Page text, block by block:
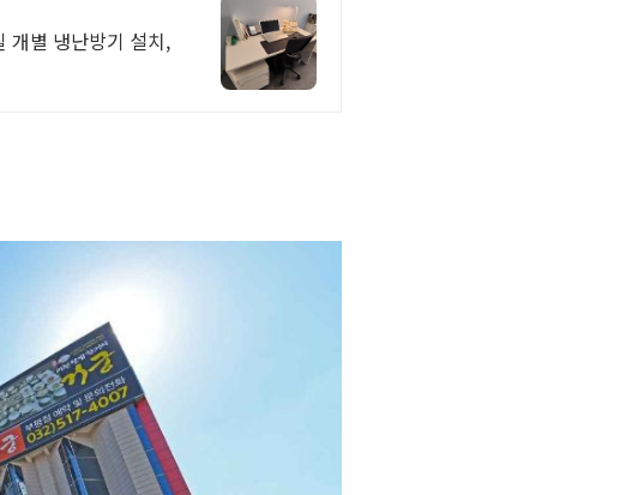
개별 냉난방기 설치,